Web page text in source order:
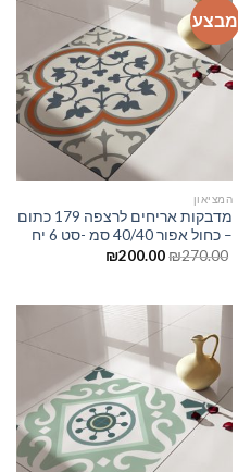
מבצע
המציאון
מדבקות אריחים לרצפה 179 כתום
– כחול אפור 40/40 סמ -סט 6 יח
₪270.00
₪200.00